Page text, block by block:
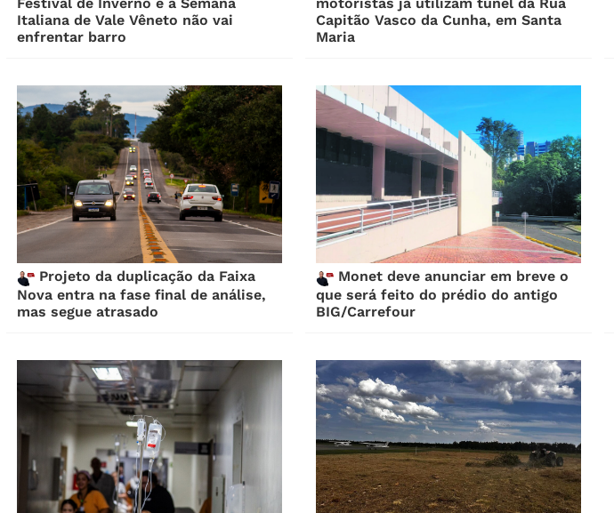
Italiana de Vale Vêneto não vai
enfrentar barro
Capitão Vasco da Cunha, em Santa
Maria
Projeto da duplicação da Faixa
Nova entra na fase final de análise,
mas segue atrasado
Monet deve anunciar em breve o
que será feito do prédio do antigo
BIG/Carrefour